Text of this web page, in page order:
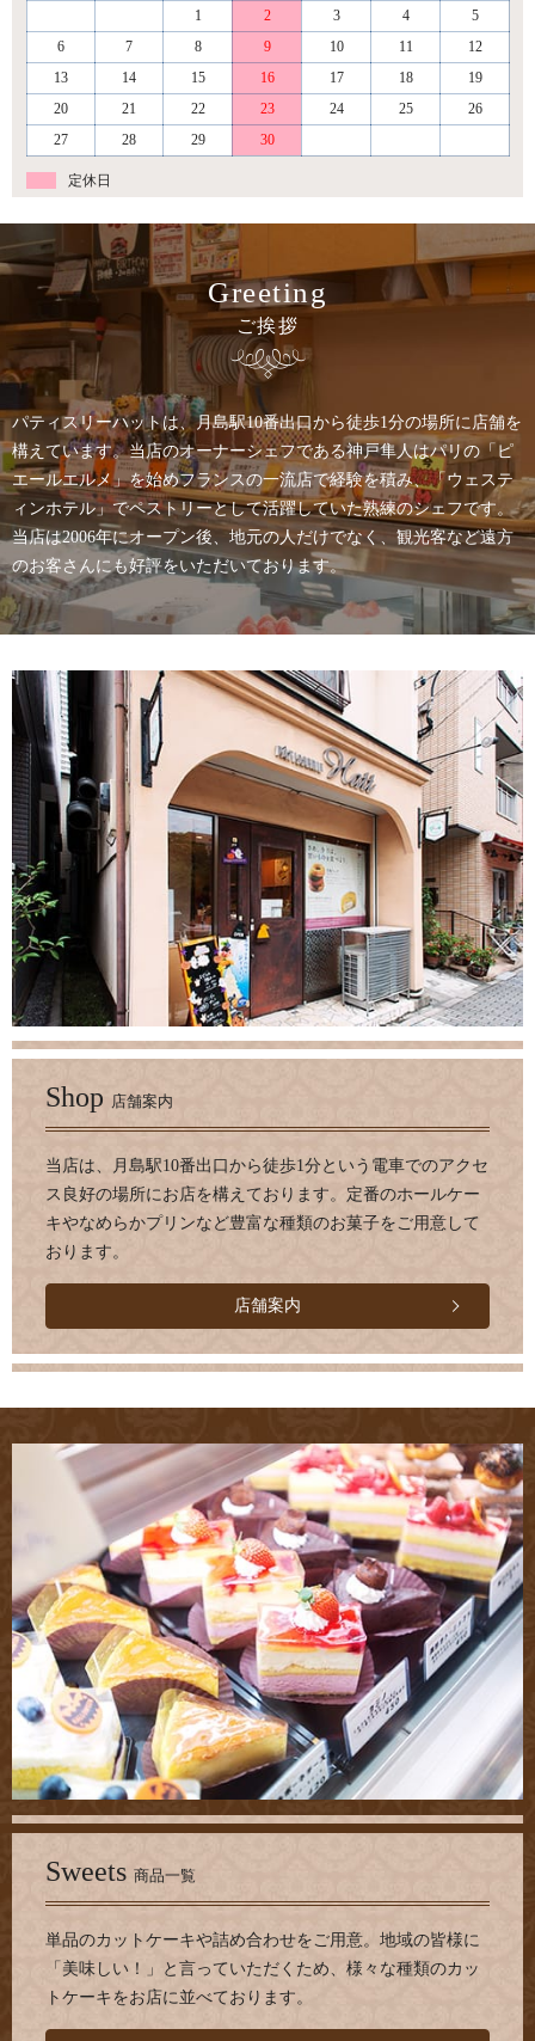
1
2 3 4
5
6
7 8 9 10 11
12
13
14 15 16 17 18
19
20
21 22 23 24 25
26
27
28 29 30
定休日
Greeting
ご挨拶
パティスリーハットは、月島駅10番出口から徒歩1分の場所に店舗を
構えています。当店のオーナーシェフである神戸隼人はパリの「ピ
エールエルメ」を始めフランスの一流店で経験を積み、「ウェステ
ィンホテル」でペストリーとして活躍していた熟練のシェフです。
当店は2006年にオープン後、地元の人だけでなく、観光客など遠方
のお客さんにも好評をいただいております。
Shop 店舗案内
当店は、月島駅10番出口から徒歩1分という電車でのアクセ
ス良好の場所にお店を構えております。定番のホールケー
キやなめらかプリンなど豊富な種類のお菓子をご用意して
おります。
店舗案内
Sweets 商品一覧
単品のカットケーキや詰め合わせをご用意。地域の皆様に
「美味しい！」と言っていただくため、様々な種類のカッ
トケーキをお店に並べております。